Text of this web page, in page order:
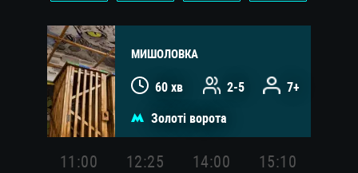
МИШОЛОВКА
60 хв 2-5 7+
Золоті ворота
11:00 12:25 14:00 15:10